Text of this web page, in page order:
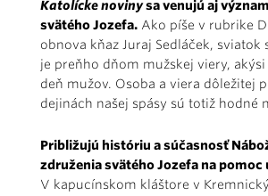
Katolícke novinysa venujú aj
svätého Jozefa. Ako píše v rubrike
obnova kňaz Juraj Sedláček, sviatok
je preňho dňom mužskej viery, akýsi
deň mužov. Osoba a viera dôležitej
dejinách našej spásy sú totiž hodné
Približujú históriu a súčasnosť
združenia svätého Jozefa na
V kapucínskom kláštore v